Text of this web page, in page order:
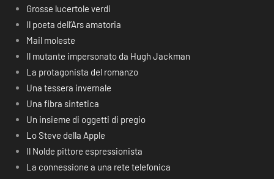
Grosse lucertole verdi
Il poeta dell’Ars amatoria
Mail moleste
Il mutante impersonato da Hugh Jackman
La protagonista del romanzo
Una tessera invernale
Una fibra sintetica
Un insieme di oggetti di pregio
Lo Steve della Apple
Il Nolde pittore espressionista
La connessione a una rete telefonica